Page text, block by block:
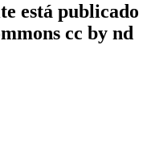
está publicado
cc by nd